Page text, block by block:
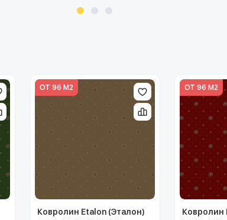
ОТ 96 М2
Ковролин Etalon (Эталон)
ОТ 96 М2
Ковролин